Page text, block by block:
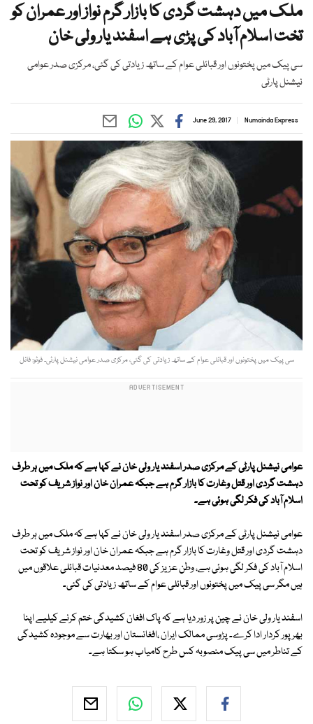
ملک میں دہشت گردی کا بازار گرم نواز اور عمران کو
تخت اسلام آباد کی پڑی ہے اسفند یار ولی خان
سی پیک میں پختونوں اور قبائلی عوام کے ساتھ زیادتی کی گئی، مرکزی صدر عوامی
نیشنل پارٹی
Numainda Express
June 29, 2017
سی پیک میں پختونوں اور قبائلی عوام کے ساتھ زیادتی کی گئی، مرکزی صدر عوامی نیشنل پارٹی۔ فوٹو: فائل
عوامی نیشنل پارٹی کے مرکزی صدر اسفند یار ولی خان نے کہا ہے کہ ملک میں ہر طرف
دہشت گردی اور قتل وغارت کا بازار گرم ہے جبکہ عمران خان اور نواز شریف کو تحت
اسلام آباد کی فکر لگی ہوئی ہے۔
عوامی نیشنل پارٹی کے مرکزی صدر اسفند یار ولی خان نے کہا ہے کہ ملک میں ہر طرف
دہشت گردی اور قتل وغارت کا بازار گرم ہے جبکہ عمران خان اور نواز شریف کو تحت
اسلام آباد کی فکر لگی ہوئی ہے، وطن عزیز کی 80 فیصد معدنیات قبائلی علاقوں میں
ہیں مگر سی پیک میں پختونوں اور قبائلی عوام کے ساتھ زیادتی کی گئی۔
اسفند یار ولی خان نے چین پر زور دیا ہے کہ پاک افغان کشیدگی ختم کرنے کیلیے اپنا
بھرپور کردار ادا کرے۔ پڑوسی ممالک ایران ،افغانستان اور بھارت سے موجودہ کشیدگی
کے تناطر میں سی پیک منصوبہ کس طرح کامیاب ہو سکتا ہے۔